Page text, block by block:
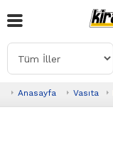
Anasayfa Vasıta